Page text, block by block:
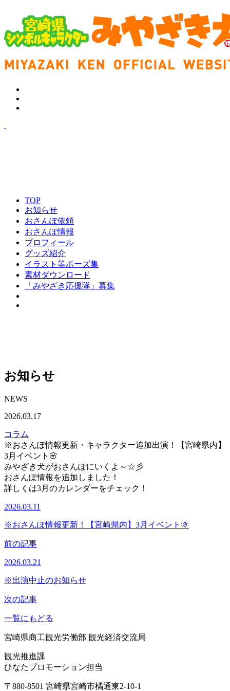
TOP
お知らせ
おさんぽ依頼
おさんぽ情報
プロフィール
グッズ紹介
イラスト等ポーズ集
素材ダウンロード
「みやざき応援隊」募集
お知らせ
NEWS
2026.03.17
コラム
※おさんぽ情報更新・キャラクター追加出演！【宮崎県内】
3月イベント🌸
みやざき犬がおさんぽにいくよ～☆彡
おさんぽ情報を追加しました！
詳しくは3月のカレンダーをチェック！
2026.03.11
※おさんぽ情報更新！【宮崎県内】3月イベント🌞
前の記事
2026.03.21
※出演中止のお知らせ
次の記事
一覧にもどる
宮崎県商工観光労働部 観光経済交流局
観光推進課
ひなたプロモーション担当
〒880-8501 宮崎県宮崎市橘通東2-10-1